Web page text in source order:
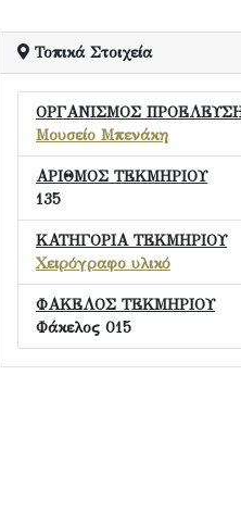
Τοπικά Στοιχεία
ΟΡΓΑΝΙΣΜΟΣ
Μουσείο Μπενάκη
ΑΡΙΘΜΟΣ ΤΕΚΜΗΡΙΟΥ
135
ΚΑΤΗΓΟΡΙΑ ΤΕΚΜΗΡΙΟΥ
Χειρόγραφο υλικό
ΦΑΚΕΛΟΣ ΤΕΚΜΗΡΙΟΥ
Φάκελος 015